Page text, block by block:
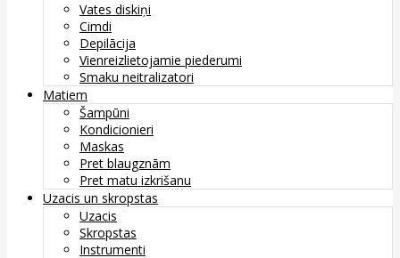
Vates diskiņi
Cimdi
Depilācija
Vienreizlietojamie piederumi
Smaku neitralizatori
Matiem
Šampūni
Kondicionieri
Maskas
Pret blaugznām
Pret matu izkrišanu
Uzacis un skropstas
Uzacis
Skropstas
Instrumenti